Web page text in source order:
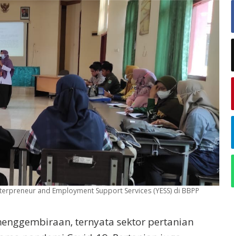
and Employment Support Services (YESS) di BBPP
ternyata sektor pertanian